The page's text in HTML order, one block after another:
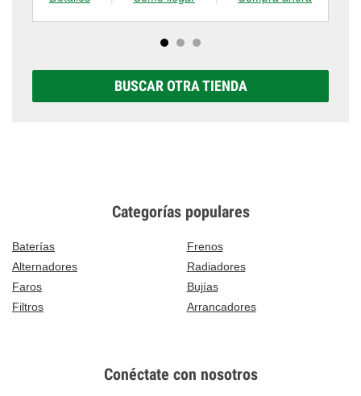
BUSCAR OTRA TIENDA
Categorías populares
Baterías
Frenos
Alternadores
Radiadores
Faros
Bujías
Filtros
Arrancadores
Conéctate con nosotros